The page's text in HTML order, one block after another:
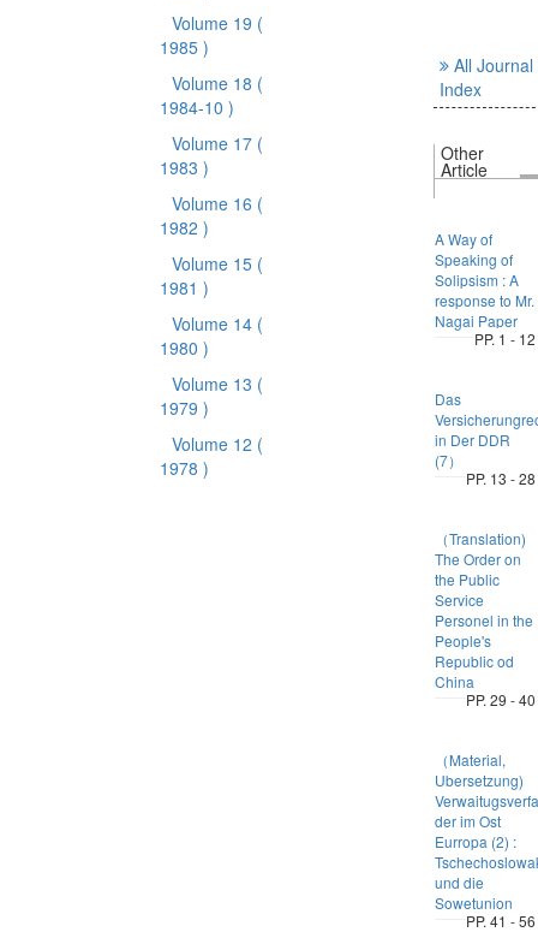
Volume 19 (
1985 )
Volume 18 (
1984-10 )
Volume 17 (
1983 )
Volume 16 (
1982 )
Volume 15 (
1981 )
Volume 14 (
1980 )
Volume 13 (
1979 )
Volume 12 (
1978 )
All Journal
Index
Other
Article
A Way of
Speaking of
Solipsism : A
response to Mr.
Nagai Paper
PP. 1 - 12
Das
in Der DDR
(7）
PP. 13 - 28
（Translation)
The Order on
the Public
Service
Personel in the
People's
Republic od
China
PP. 29 - 40
（Material,
Ubersetzung)
der im Ost
Eurropa (2) :
und die
Sowetunion
PP. 41 - 56